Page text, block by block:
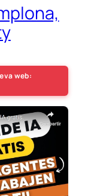
web: